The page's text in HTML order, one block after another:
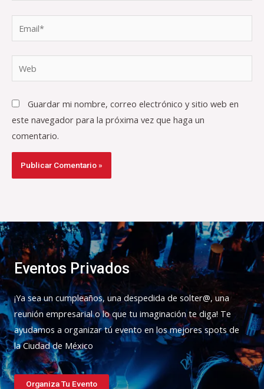
Guardar mi nombre, correo electrónico y sitio web en
este navegador para la próxima vez que haga un
comentario.
Eventos Privados
¡Ya sea un cumpleaños, una despedida de solter@, una
reunión empresarial o lo que tu imaginación te diga! Te
ayudamos a organizar tú evento en los mejores spots de
la Ciudad de México
Organiza Tu Evento